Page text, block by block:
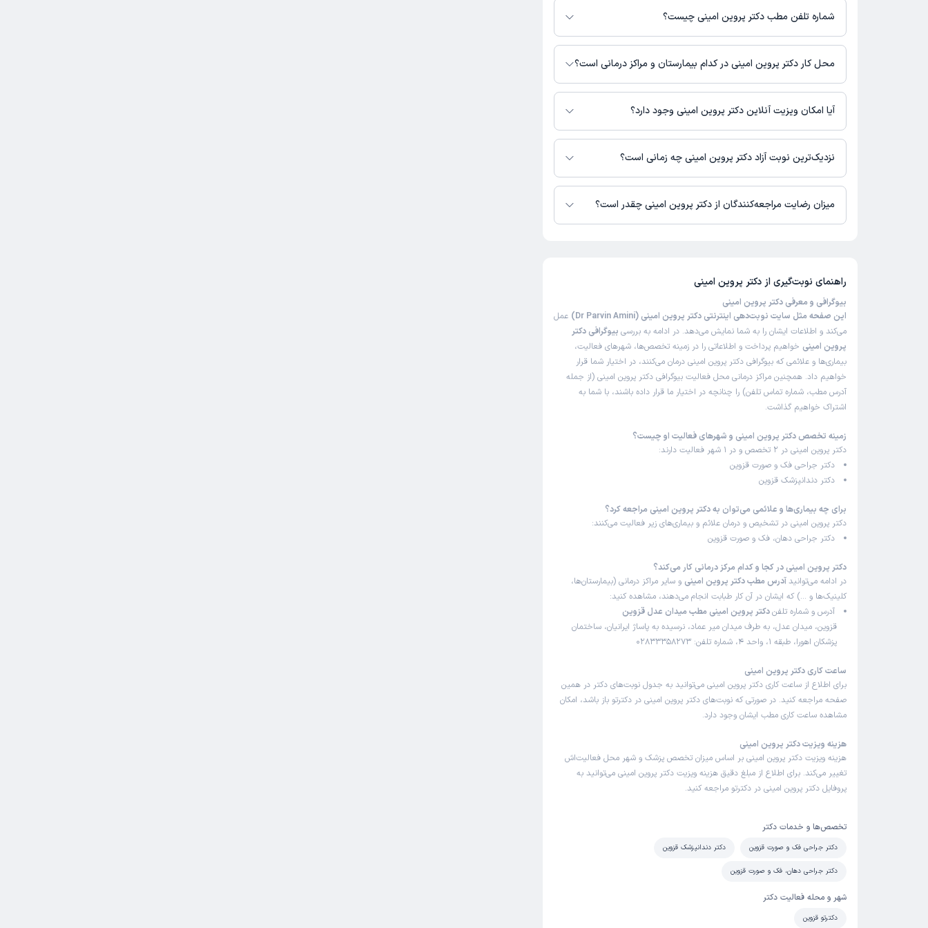
است.
پزشکان اهورا، طبقه 1، واحد 4
شماره تلفن مطب دکتر پروین امینی چیست؟
مطب میدان عدل : 02833358273
محل کار دکتر پروین امینی در کدام بیمارستان و مراکز درمانی است؟
اطلاعاتی درباره محل فعالیت دکتر پروین امینی در مراکز درمانی در دسترس نیست.
آیا امکان ویزیت آنلاین دکتر پروین امینی وجود دارد؟
در حال حاضر اطلاعاتی درباره ارائه ویزیت آنلاین توسط دکتر پروین امینی در دسترس
نیست. برای دریافت اطلاعات دقیق‌تر، لطفاً با مطب تماس بگیرید.
نزدیک‌ترین نوبت آزاد دکتر پروین امینی چه زمانی است؟
دکتر پروین امینی از روز یکشنبه 18 مرداد 1405 بیمار جدید می‌پذیرند.
میزان رضایت مراجعه‌کنندگان از دکتر پروین امینی چقدر است؟
راهنمای نوبت‌گیری از دکتر پروین امینی
بیوگرافی و معرفی دکتر پروین امینی
این صفحه مثل سایت نوبت‌دهی اینترنتی دکتر پروین امینی (Dr Parvin Amini)
عمل
می‌کند و اطلاعات ایشان را به شما نمایش می‌دهد. در ادامه به بررسی بیوگرافی دکتر
پروین امینی خواهیم پرداخت و اطلاعاتی را در زمینه تخصص‌ها، شهرهای فعالیت،
بیماری‌ها و علائمی که بیوگرافی دکتر پروین امینی درمان می‌کنند، در اختیار شما قرار
خواهیم داد. همچنین مراکز درمانی محل فعالیت بیوگرافی دکتر پروین امینی (از جمله
آدرس مطب، شماره تماس تلفن) را چنانچه در اختیار ما قرار داده باشند، با شما به
اشتراک خواهیم گذاشت.
زمینه تخصص دکتر پروین امینی و شهرهای فعالیت او چیست؟
دکتر پروین امینی در 2 تخصص و در 1 شهر فعالیت دارند:
دکتر جراحی فک و صورت قزوین
دکتر دندانپزشک قزوین
برای چه بیماری‌ها و علائمی می‌توان به دکتر پروین امینی مراجعه کرد؟
دکتر پروین امینی در تشخیص و درمان علائم و بیماری‌های زیر فعالیت می‌کنند:
دکتر جراحی دهان، فک و صورت قزوین
دکتر پروین امینی در کجا و کدام مرکز درمانی کار می‌کند؟
در ادامه می‌توانید آدرس مطب دکتر پروین امینی و سایر مراکز درمانی (بیمارستان‌ها،
کلینیک‌ها و …) که ایشان در آن کار طبابت انجام می‌دهند، مشاهده کنید:
آدرس و شماره تلفندکتر پروین امینی مطب میدان عدل قزوین
قزوین، میدان عدل،‌ به طرف میدان میر عماد،‌ نرسیده به پاساژ ایرانیان، ساختمان
پزشکان اهورا، طبقه 1، واحد 4، شماره تلفن: 02833358273
ساعت کاری دکتر پروین امینی
برای اطلاع از ساعت کاری دکتر پروین امینی می‌توانید به جدول نوبت‌های دکتر در همین
صفحه مراجعه کنید. در صورتی که نوبت‌های دکتر پروین امینی در دکترتو باز باشد، امکان
مشاهده ساعت کاری مطب ایشان وجود دارد.
هزینه ویزیت دکتر پروین امینی
هزینه ویزیت دکتر پروین امینی بر اساس میزان تخصص پزشک و شهر محل فعالیت‌اش
تغییر می‌کند. برای اطلاع از مبلغ دقیق هزینه ویزیت دکتر پروین امینی می‌توانید به
پروفایل دکتر پروین امینی در دکترتو مراجعه کنید.
تخصص‌ها و خدمات دکتر
دکتر جراحی فک و صورت قزوین دکتر دندانپزشک قزوین
دکتر جراحی دهان، فک و صورت قزوین
شهر و محله فعالیت دکتر
دکترتو قزوین